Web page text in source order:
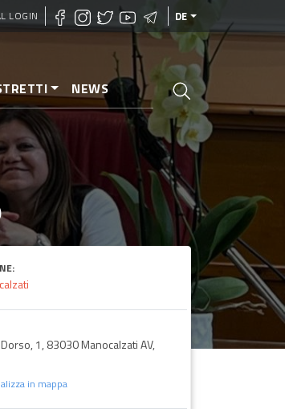
LOGIN DE
NEWS
Dorso, 1, 83030 Manocalzati AV,
in mappa